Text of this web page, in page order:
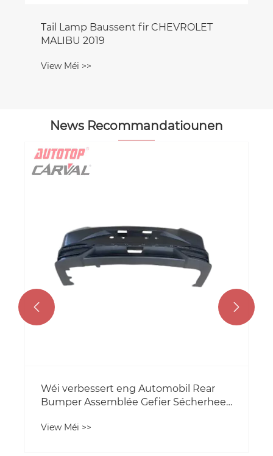
News Recommandatiounen
 